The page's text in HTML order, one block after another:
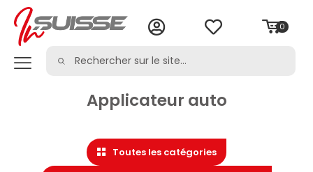
0
Applicateur auto
Toutes les catégories